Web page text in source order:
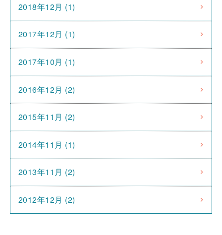
2018年12月 (1)
2017年12月 (1)
2017年10月 (1)
2016年12月 (2)
2015年11月 (2)
2014年11月 (1)
2013年11月 (2)
2012年12月 (2)